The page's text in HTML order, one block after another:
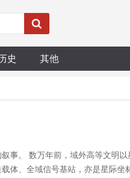
史 其他
事。 数万年前，域外高等文明
、全域信号基站，亦是星际坐